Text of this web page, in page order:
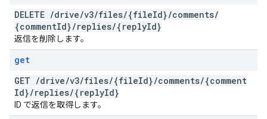
DELETE /drive/v3/files/{fileId}/comments/
{commentId}/replies/{replyId}
返信を削除します。
get
GET /drive/v3/files/{fileId}/comments/{comment
Id}/replies/{replyId}
ID で返信を取得します。